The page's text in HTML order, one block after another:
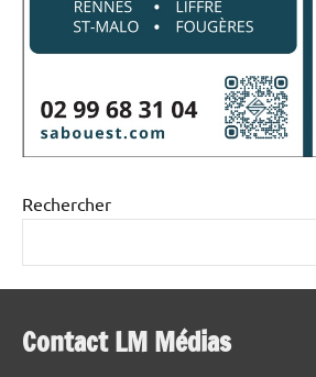
Rechercher
Contact LM Médias